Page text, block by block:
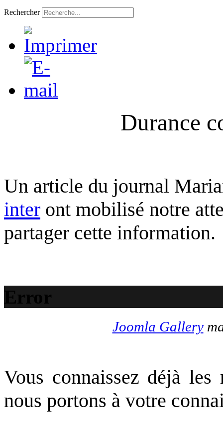
Rechercher
Durance
Un article du journal
inter ont mobilisé notre
partager cette information.
Error
Joomla Gallery
Vous connaissez déjà les
nous portons à votre